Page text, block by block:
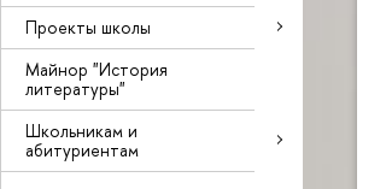
Проекты школы
Майнор "История
литературы"
Школьникам и
абитуриентам